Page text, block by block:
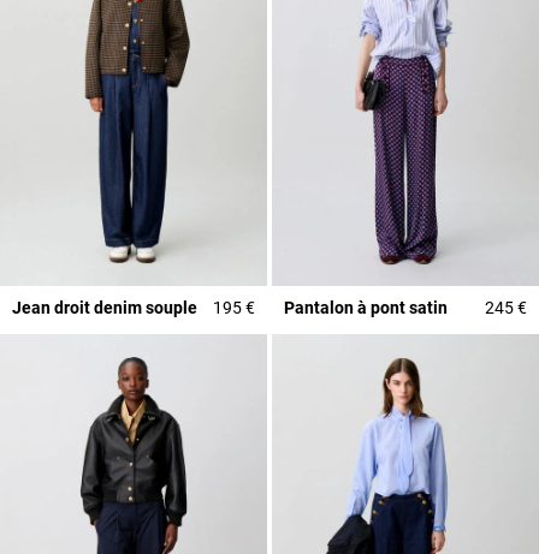
Jean droit denim souple 195 € Pantalon à pont satin 245 €